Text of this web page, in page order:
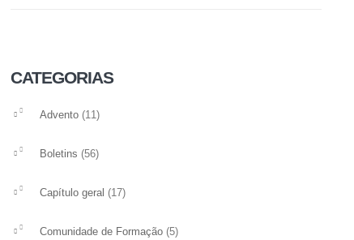
CATEGORIAS
Advento (11)
Boletins (56)
Capítulo geral (17)
Comunidade de Formação (5)